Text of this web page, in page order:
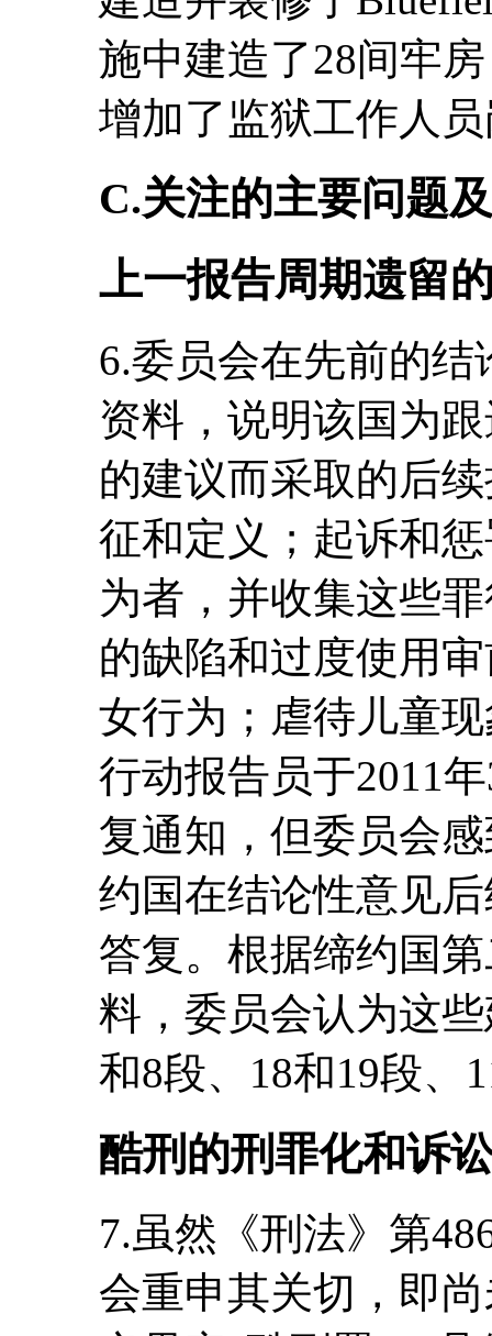
施中建造了28间牢
增加了监狱工作人
C.关注的主要问题
上一报告周期遗留
6.委员会在先前的
资料，说明该国为
的建议而采取的后
征和定义；起诉和
为者，并收集这些
的缺陷和过度使用
女行为；虐待儿童
行动报告员于2011
复通知，但委员会
约国在结论性意见
答复。根据缔约国
料，委员会认为这
和8段、18和19段、
酷刑的刑罪化和诉
7.虽然《刑法》第
会重申其关切，即